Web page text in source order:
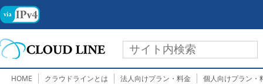
HOME クラウドラインとは 法人向けプラン・料金
個人向けプラン・